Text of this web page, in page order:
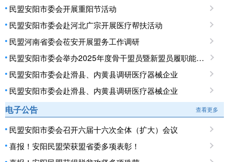
民盟安阳市委会开展重阳节活动
民盟安阳市委会赴河北广宗开展医疗帮扶活动
民盟河南省委会莅安开展盟务工作调研
民盟安阳市委会举办2025年度骨干盟员暨新盟员履职能力培训班
民盟安阳市委会赴滑县、内黄县调研医疗器械企业
民盟安阳市委会赴滑县、内黄县调研医疗器械企业
电子公告 查看更多
民盟安阳市委会召开六届十六次全体（扩大）会议
喜报！安阳民盟荣获盟省委多项表彰！